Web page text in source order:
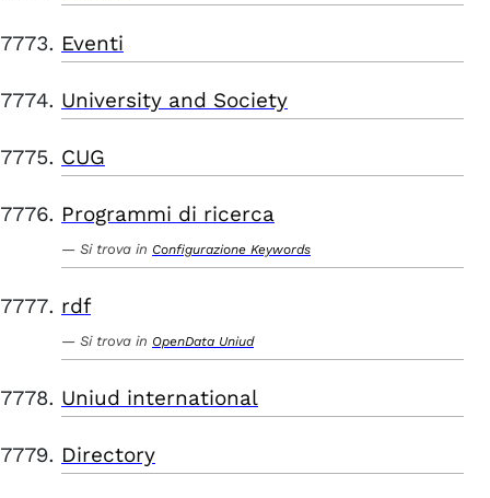
Eventi
University and Society
CUG
Programmi di ricerca
Si trova in Configurazione Keywords
rdf
Si trova in OpenData Uniud
Uniud international
Directory